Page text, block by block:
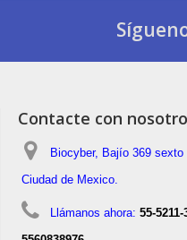
Contacte con
Biocyber, Bajío 369
Ciudad de Mexico.
Llámanos ahora: 55-